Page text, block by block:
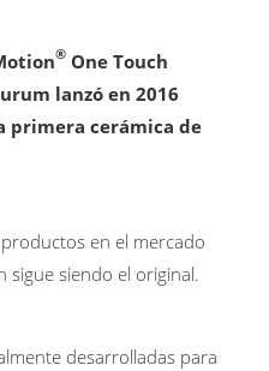
® One Touch
lanzó en 2016
primera cerámica de
en el mercado
sigue siendo el original.
desarrolladas para